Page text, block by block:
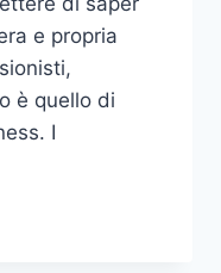
e propria
è quello di
I